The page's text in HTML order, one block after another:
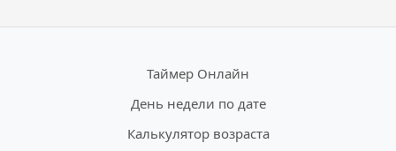
Таймер Онлайн
День недели по дате
Калькулятор возраста